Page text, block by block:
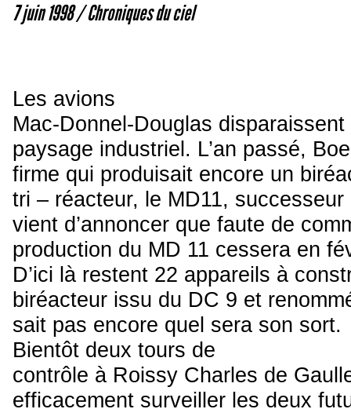
7 juin 1998 /Chroniques du ciel
Les avions
Mac-Donnel-Douglas
paysage industriel. L’an passé,
firme qui produisait encore un
tri – réacteur, le MD11,
vient d’annoncer que faute de
production du MD 11 cessera en
D’ici là restent 22 appareils à
biréacteur issu du DC 9 et
sait pas encore quel sera son sort.
Bientôt deux tours de
contrôle à Roissy Charles de
efficacement surveiller les deux